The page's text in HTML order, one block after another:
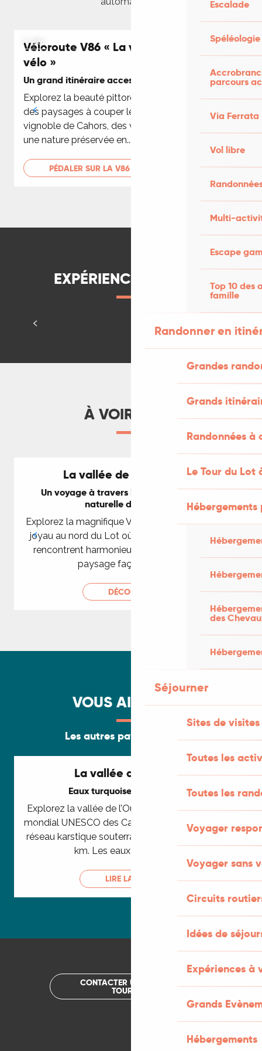
Escalade
Spéléologie
parcours
Via Ferrata
Vol libre
Multi-
Escape
Top 10 des
famille
Randonner en
Grandes
Grands
Randonnées
Le Tour du Lot
des
Séjourner
Sites de visites
Toutes les
Toutes les
Voyager
Voyager sans
Circuits
Idées de
Expériences à
Grands
Hébergements
À vélo
Véloroute V86 « La vallée du Lot à
vélo »
Un grand itinéraire accessible à tous
Explorez la beauté pittoresque du Lot, découvrez
des paysages à couper le souffle entre causse et
vignoble de Cahors, des villages historiques et
une nature préservée en...
PÉDALER SUR LA V86
EXPÉRIENCES À VIVRE
et à Saint-Cirq-Lapopie
Testé par Jenny
À VOIR AUSSI
La vallée de la Dordogne
Un voyage à travers l'histoire et la beauté
naturelle de la rivière
Explorez la magnifique Vallée de la Dordogne, un
joyau au nord du Lot où l’histoire et la nature se
rencontrent harmonieusement. Découvrez un
paysage façonné par la...
DÉCOUVRIR
VOUS AIMEREZ...
Les autres paysages du Lot
La vallée de l’Ouysse
Eaux turquoises mystérieuses
Explorez la vallée de l’Ouysse, joyau du Géoparc
mondial UNESCO des Causses du Quercy, dont le
réseau karstique souterrain s’étend sur plus de 14
km. Les eaux limpides de...
LIRE LA SUITE
CONTACTER UN OFFICE DE
TOURISME